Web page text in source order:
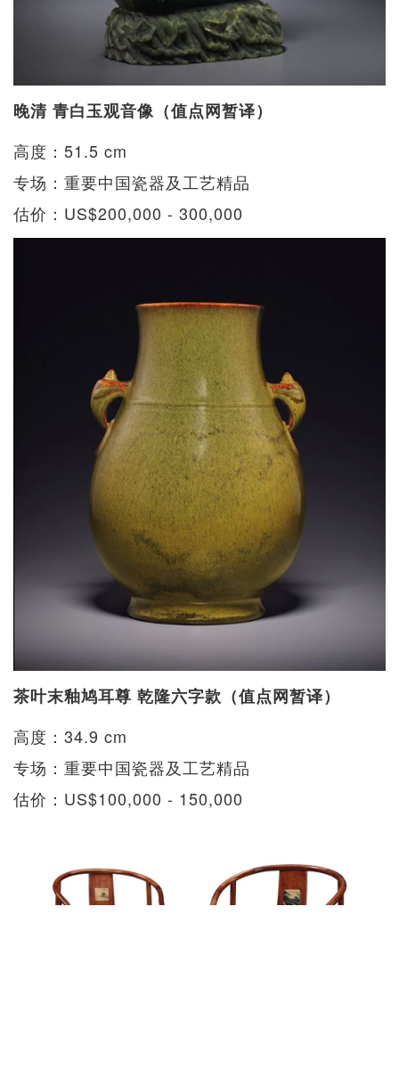
晚清 青白玉观音像（值点网暂译）
高度：51.5 cm
专场：重要中国瓷器及工艺精品
估价：US$200,000 - 300,000
茶叶末釉鸠耳尊 乾隆六字款（值点网暂译）
高度：34.9 cm
专场：重要中国瓷器及工艺精品
估价：US$100,000 - 150,000